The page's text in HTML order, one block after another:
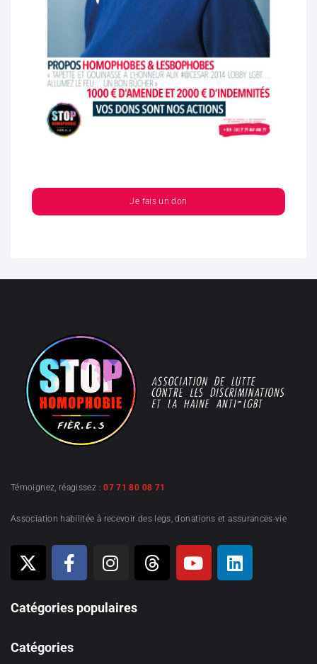
Je fais un don
Témoignez, réagissez :07 71 80 08 71
Association habilitée à recevoir des legs, donations et assurances-vie
Catégories populaires
Catégories